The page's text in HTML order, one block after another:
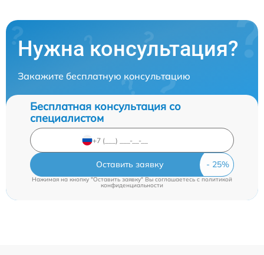
Нужна консультация?
Закажите бесплатную консультацию
Бесплатная консультация со
специалистом
Оставить заявку
Нажимая на кнопку "Оставить заявку" Вы соглашаетесь cполитикой
конфиденциальности